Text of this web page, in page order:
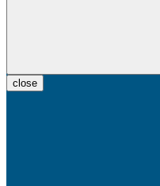
close